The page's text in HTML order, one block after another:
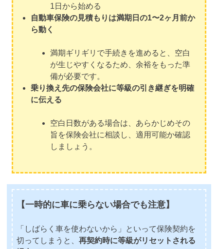
1日から始める
自動車保険の見積もりは満期日の1〜2ヶ月前か
ら動く
満期ギリギリで手続きを進めると、空白
が生じやすくなるため、余裕をもった準
備が必要です。
乗り換え先の保険会社に等級の引き継ぎを明確
に伝える
空白日数がある場合は、あらかじめその
旨を保険会社に相談し、適用可能か確認
しましょう。
【一時的に車に乗らない場合でも注意】
「しばらく車を使わないから」といって保険契約を
切ってしまうと、 再契約時に等級がリセットされる